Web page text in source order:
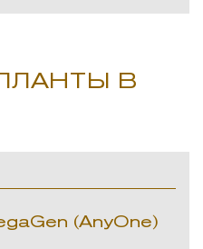
В
(AnyOne)